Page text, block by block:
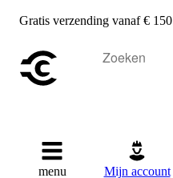
Gratis verzending vanaf € 150
menu Mijn account